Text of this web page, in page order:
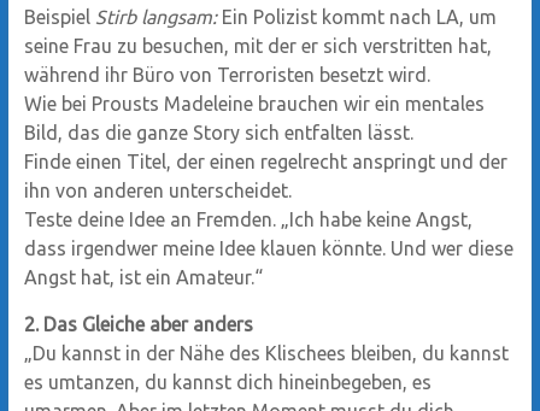
Beispiel Stirb langsam: Ein Polizist kommt nach LA, um
seine Frau zu besuchen, mit der er sich verstritten hat,
während ihr Büro von Terroristen besetzt wird.
Wie bei Prousts Madeleine brauchen wir ein mentales
Bild, das die ganze Story sich entfalten lässt.
Finde einen Titel, der einen regelrecht anspringt und der
ihn von anderen unterscheidet.
Teste deine Idee an Fremden. „Ich habe keine Angst,
dass irgendwer meine Idee klauen könnte. Und wer diese
Angst hat, ist ein Amateur.“
2. Das Gleiche aber anders
„Du kannst in der Nähe des Klischees bleiben, du kannst
es umtanzen, du kannst dich hineinbegeben, es